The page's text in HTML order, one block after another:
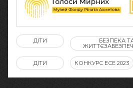
ДІТИ БЕЗПЕКА
ДІТИ КОНКУРС ЕСЕ 2023